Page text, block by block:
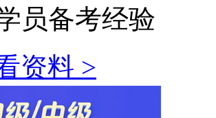
员备考经验
资料 >